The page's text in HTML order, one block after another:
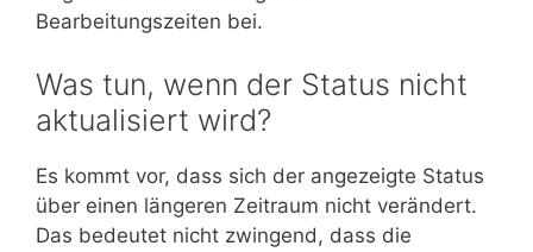
Bearbeitungszeiten bei.
Was tun, wenn der Status nicht
aktualisiert wird?
Es kommt vor, dass sich der angezeigte Status
über einen längeren Zeitraum nicht verändert.
Das bedeutet nicht zwingend, dass die